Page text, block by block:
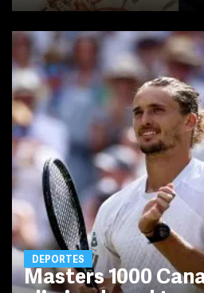
DEPORTES
Masters 1000